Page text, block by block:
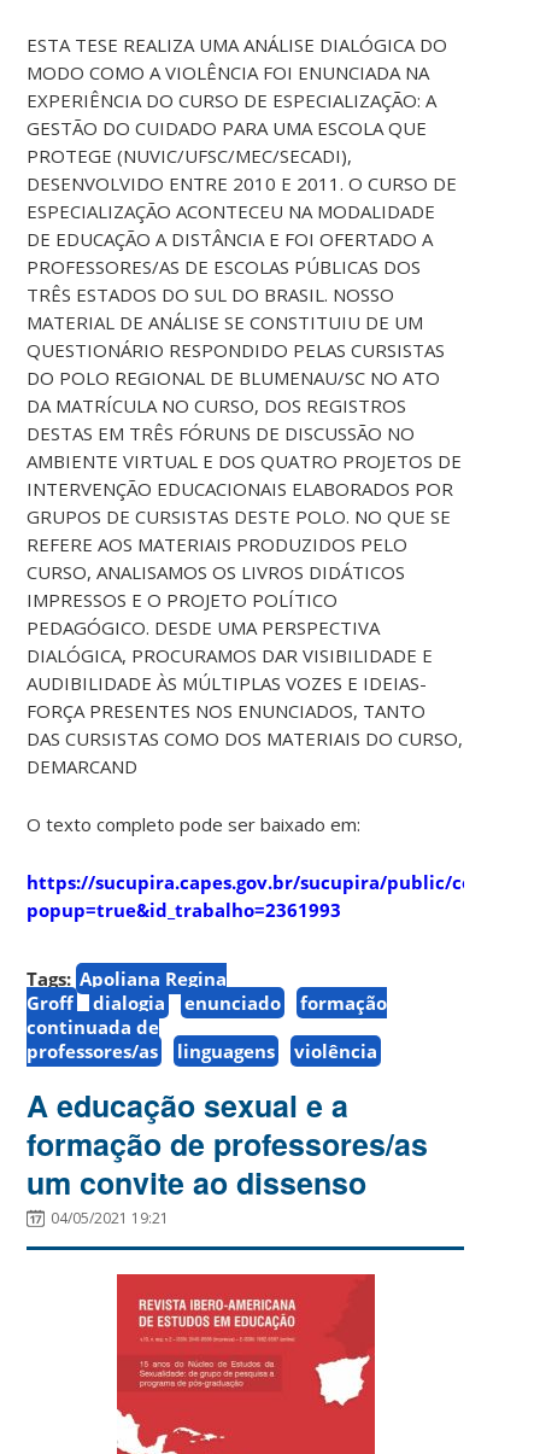
ESTA TESE REALIZA UMA ANÁLISE DIALÓGICA DO
MODO COMO A VIOLÊNCIA FOI ENUNCIADA NA
EXPERIÊNCIA DO CURSO DE ESPECIALIZAÇÃO: A
GESTÃO DO CUIDADO PARA UMA ESCOLA QUE
PROTEGE (NUVIC/UFSC/MEC/SECADI),
DESENVOLVIDO ENTRE 2010 E 2011. O CURSO DE
ESPECIALIZAÇÃO ACONTECEU NA MODALIDADE
DE EDUCAÇÃO A DISTÂNCIA E FOI OFERTADO A
PROFESSORES/AS DE ESCOLAS PÚBLICAS DOS
TRÊS ESTADOS DO SUL DO BRASIL. NOSSO
MATERIAL DE ANÁLISE SE CONSTITUIU DE UM
QUESTIONÁRIO RESPONDIDO PELAS CURSISTAS
DO POLO REGIONAL DE BLUMENAU/SC NO ATO
DA MATRÍCULA NO CURSO, DOS REGISTROS
DESTAS EM TRÊS FÓRUNS DE DISCUSSÃO NO
AMBIENTE VIRTUAL E DOS QUATRO PROJETOS DE
INTERVENÇÃO EDUCACIONAIS ELABORADOS POR
GRUPOS DE CURSISTAS DESTE POLO. NO QUE SE
REFERE AOS MATERIAIS PRODUZIDOS PELO
CURSO, ANALISAMOS OS LIVROS DIDÁTICOS
IMPRESSOS E O PROJETO POLÍTICO
PEDAGÓGICO. DESDE UMA PERSPECTIVA
DIALÓGICA, PROCURAMOS DAR VISIBILIDADE E
AUDIBILIDADE ÀS MÚLTIPLAS VOZES E IDEIAS-
FORÇA PRESENTES NOS ENUNCIADOS, TANTO
DAS CURSISTAS COMO DOS MATERIAIS DO CURSO,
DEMARCAND
O texto completo pode ser baixado em:
https://sucupira.capes.gov.br/sucupira/public/
popup=true&id_trabalho=2361993
Tags: Apoliana Regina
Groff
dialogia enunciado
formação
continuada de
professores/as
linguagens violência
A educação sexual e a
formação de professores/as
um convite ao dissenso
04/05/2021 19:21